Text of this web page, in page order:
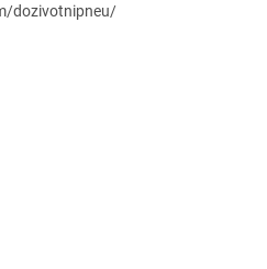
dozivotnipneu/